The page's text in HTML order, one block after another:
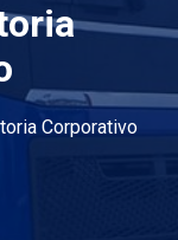
Corporativo